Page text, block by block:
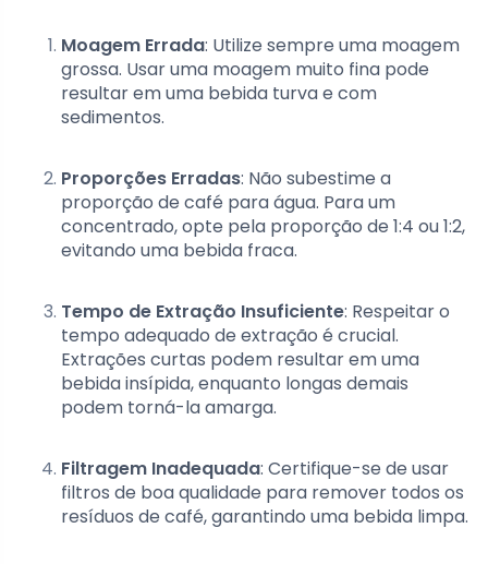
Moagem Errada: Utilize sempre uma moagem
grossa. Usar uma moagem muito fina pode
resultar em uma bebida turva e com
sedimentos.
Proporções Erradas: Não subestime a
proporção de café para água. Para um
concentrado, opte pela proporção de 1:4 ou 1:2,
evitando uma bebida fraca.
Tempo de Extração Insuficiente: Respeitar o
tempo adequado de extração é crucial.
Extrações curtas podem resultar em uma
bebida insípida, enquanto longas demais
podem torná-la amarga.
Filtragem Inadequada: Certifique-se de usar
filtros de boa qualidade para remover todos os
resíduos de café, garantindo uma bebida limpa.